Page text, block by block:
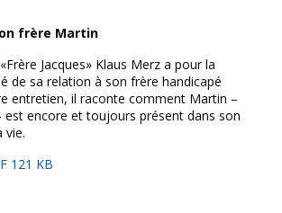
frère Martin
Jacques» Klaus Merz a pour la
de sa relation à son frère handicapé
entretien, il raconte comment Martin –
est encore et toujours présent dans son
vie.
121 KB